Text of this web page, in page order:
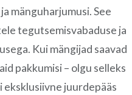
mänguharjumusi. See
tegutsemisvabaduse ja
Kui mängijad saavad
pakkumisi – olgu selleks
eksklusiivne juurdepääs